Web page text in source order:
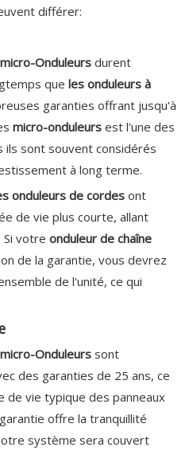
différer:
Onduleurs durent
que les onduleurs à
garanties offrant jusqu'à
micro-onduleurs est l'une des
ils sont souvent considérés
à long terme.
onduleurs de cordes ont
de vie plus courte, allant
Si votre onduleur de chaîne
de la garantie, vous devrez
de l'unité, ce qui
Onduleurs sont
des garanties de 25 ans, ce
de vie typique des panneaux
offre la tranquillité
système sera couvert